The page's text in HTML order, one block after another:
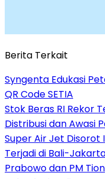
Berita Terkait
Syngenta Edukasi
QR Code SETIA
Stok Beras RI Rekor
Distribusi dan Awasi
Super Air Jet Disorot
Terjadi di Bali-
Prabowo dan PM